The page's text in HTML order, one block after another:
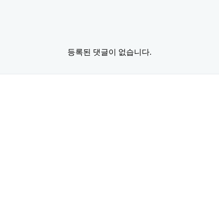
등록된 댓글이 없습니다.